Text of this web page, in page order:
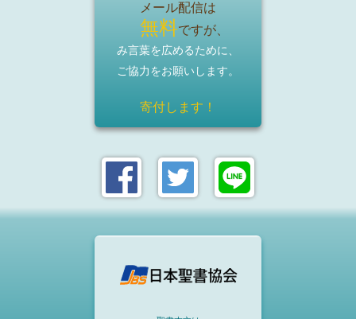
メール配信は
無料ですが、
み言葉を広めるために、
ご協力をお願いします。
寄付します！